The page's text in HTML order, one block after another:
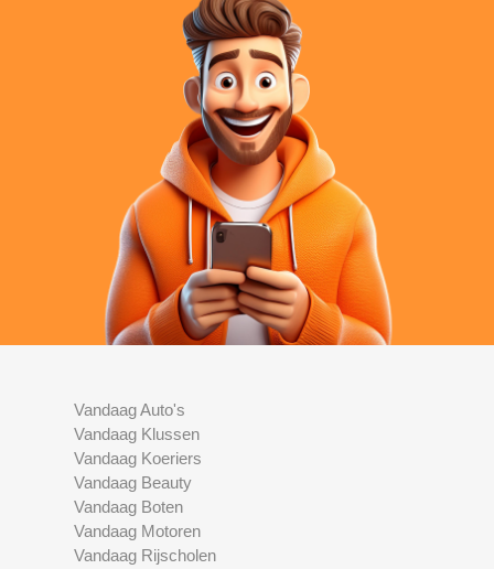
Vandaag Auto's
Vandaag Klussen
Vandaag Koeriers
Vandaag Beauty
Vandaag Boten
Vandaag Motoren
Vandaag Rijscholen